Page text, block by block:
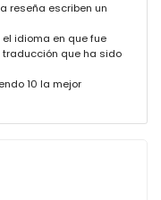
reseña escriben un
el idioma en que fue
que ha sido
10 la mejor